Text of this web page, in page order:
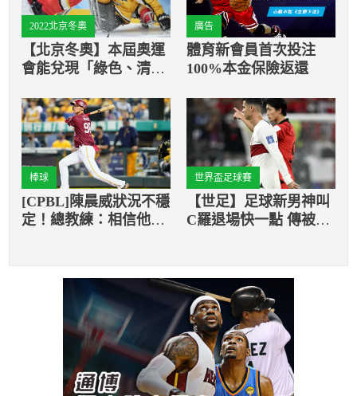
2022北京冬奧
【北京冬奧】本屆奧運
會能兌現「綠色、清
廣告
體育新會員首次投注
100%本金保險返還
棒球
[CPBL]陳晨威狀況不穩
定！總教練：相信他會
世界盃足球賽
【世足】足球新男神叫
C羅退場快一點 傳被譙